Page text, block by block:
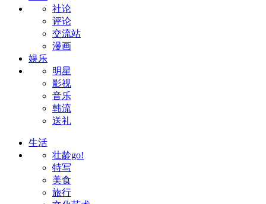
社论
评论
交流站
漫画
娱乐
明星
影视
音乐
韩流
送礼
生活
壮龄go!
特写
美食
旅行